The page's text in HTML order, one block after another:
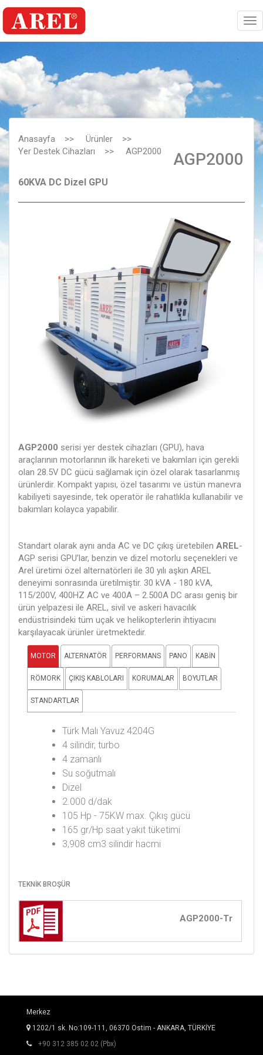
Anasayfa >> Ürünler >>
Yer Destek Cihazları >> AGP2000 AGP2000
60KVA DC Dizel GPU
AGP2000 serisi yer destek cihazları (GPU), hava
araçlarının motorlarının ilk hareketi ve bakımları için gerekli
olan 28.5V DC gücü sağlamak için özel olarak tasarlanmış
ürünlerdir. Kompakt yapısı, özel tasarımı ve üstün manevra
kabiliyeti sayesinde, tek operatör ile rahatlıkla kullanabilir ve
bakımları kolayca yapabilir.
Standart olarak aynı anda AC ve DC çıkış üretebilen AREL-
AGP serisi GPU’lar, benzin ve dizel motorlu seçenekleri ve
Arel üretimi özel alternatörleri ile 30 yılı aşkın AREL
deneyimi sonrasında üretilmiştir. 30 kVA - 180 kVA,
115/200V, 400HZ AC ve 400A – 2.500A DC arası geniş bir
ürün yelpazesi ile AREL, sivil ve askeri havacılık
endüstrisindeki tüm uçak ve helikopterlerin ihtiyacını
karşılayacak ürünler üretmektedir.
MOTOR ALTERNATÖR PERFORMANS PANO KABİN
RÖMORK ÇIKIŞ KABLOLARI KORUMALAR BOYUTLAR
STANDARTLAR
Türk Malı Yavuz 4204G
4 silindir, turbo
4 zamanlı
Su soğutmalı
Dizel
2.000 d/dak
105 Hp - 75KW max. Çıkış gücü
165 gr/Hp saat yakıt tüketimi
3,908 cm3 silindir hacmi
TEKNİK BROŞÜR
AGP2000-Tr
Merkez
1202/1 sk. No:109-111, 06370 Ostim - ANKARA, TÜRKİYE
+90 312 385 02 02 (Pbx)